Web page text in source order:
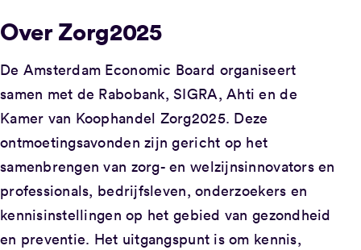
Over Zorg2025
De Amsterdam Economic Board organiseert
samen met de Rabobank, SIGRA, Ahti en de
Kamer van Koophandel Zorg2025. Deze
ontmoetingsavonden zijn gericht op het
samenbrengen van zorg- en welzijnsinnovators en
professionals, bedrijfsleven, onderzoekers en
kennisinstellingen op het gebied van gezondheid
en preventie. Het uitgangspunt is om kennis,